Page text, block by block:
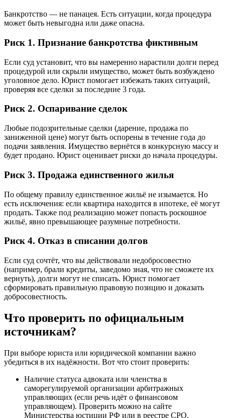
Банкротство — не панацея. Есть ситуации, когда процедура
может быть невыгодна или даже опасна.
Риск 1. Признание банкротства фиктивным
Если суд установит, что вы намеренно нарастили долги перед
процедурой или скрыли имущество, может быть возбуждено
уголовное дело. Юрист помогает избежать таких ситуаций,
проверяя все сделки за последние 3 года.
Риск 2. Оспаривание сделок
Любые подозрительные сделки (дарение, продажа по
заниженной цене) могут быть оспорены в течение года до
подачи заявления. Имущество вернётся в конкурсную массу и
будет продано. Юрист оценивает риски до начала процедуры.
Риск 3. Продажа единственного жилья
По общему правилу единственное жильё не изымается. Но
есть исключения: если квартира находится в ипотеке, её могут
продать. Также под реализацию может попасть роскошное
жильё, явно превышающее разумные потребности.
Риск 4. Отказ в списании долгов
Если суд сочтёт, что вы действовали недобросовестно
(например, брали кредиты, заведомо зная, что не сможете их
вернуть), долги могут не списать. Юрист помогает
сформировать правильную правовую позицию и доказать
добросовестность.
Что проверить по официальным
источникам?
При выборе юриста или юридической компании важно
убедиться в их надёжности. Вот что стоит проверить:
Наличие статуса адвоката или членства в
саморегулируемой организации арбитражных
управляющих (если речь идёт о финансовом
управляющем). Проверить можно на сайте
Министерства юстиции РФ или в реестре СРО.